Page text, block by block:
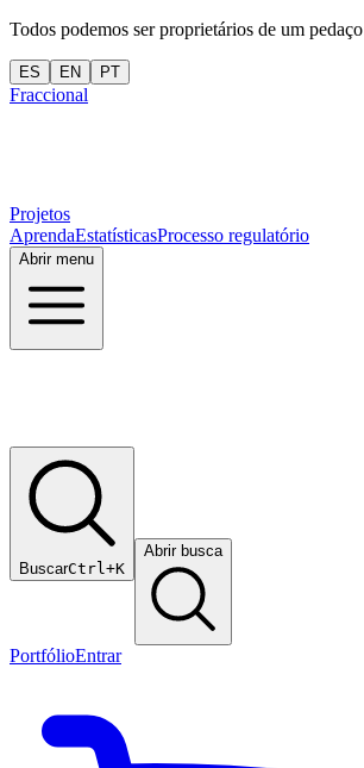
Todos podemos ser proprietários de um pedaço
ES EN PT
Fraccional
Projetos
AprendaEstatísticasProcesso regulatório
Abrir menu
BuscarCtrl+K
Abrir busca
PortfólioEntrar